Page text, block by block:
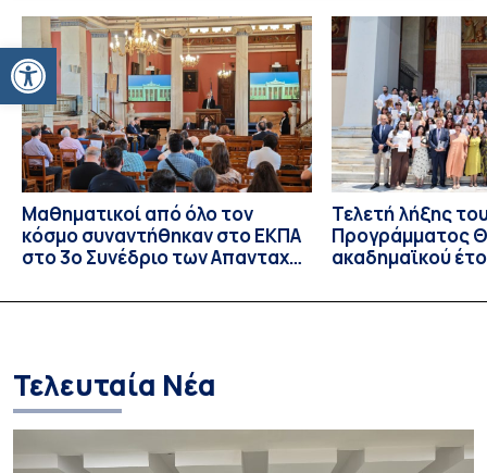
Ανοίξτε τη γραμμή εργαλείων
20ού αιώνα, με την προβολή του ντοκυμαντέρ «Η
επιστροφή του Μάγου». Η εκδήλωση διοργανώθηκε στο
πλαίσιο της συνεργασίας του Δήμου Σπετσών και του
Εθνικού και Καποδιστριακού […]
Μαθηματικοί από όλο τον
κόσμο συναντήθηκαν στο ΕΚΠΑ
στο 3ο Συνέδριο των Απανταχού
Τελετή λήξης
Προγράμματος
ακαδημαϊκού
Σπουδών στους
Τελευταία Νέα